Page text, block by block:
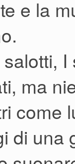
e la
ma
come
di una